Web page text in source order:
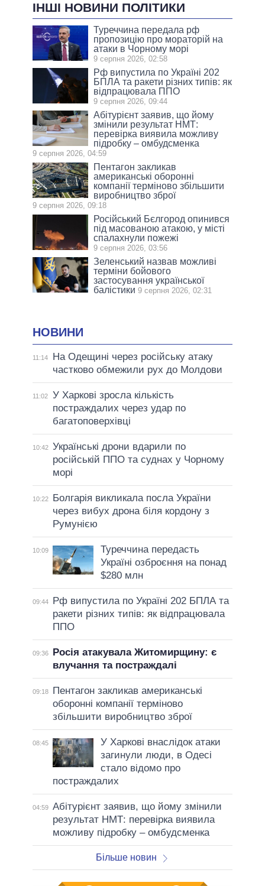
ІНШІ НОВИНИ ПОЛІТИКИ
Туреччина передала рф
пропозицію про мораторій на
атаки в Чорному морі
9 серпня 2026, 02:58
Рф випустила по Україні 202
БПЛА та ракети різних типів: як
відпрацювала ППО
9 серпня 2026, 09:44
Абітурієнт заявив, що йому
змінили результат НМТ:
перевірка виявила можливу
підробку – омбудсменка
9 серпня 2026, 04:59
Пентагон закликав
американські оборонні
компанії терміново збільшити
виробництво зброї
9 серпня 2026, 09:18
Російський Бєлгород опинився
під масованою атакою, у місті
спалахнули пожежі
9 серпня 2026, 03:56
Зеленський назвав можливі
терміни бойового
застосування української
балістики 9 серпня 2026, 02:31
НОВИНИ
11:14
На Одещині через російську атаку
частково обмежили рух до Молдови
11:02
У Харкові зросла кількість
постраждалих через удар по
багатоповерхівці
10:42 Українські дрони вдарили по
російській ППО та суднах у Чорному
морі
10:22
Болгарія викликала посла України
через вибух дрона біля кордону з
Румунією
10:09
Туреччина передасть
Україні озброєння на понад
$280 млн
09:44
Рф випустила по Україні 202 БПЛА та
ракети різних типів: як відпрацювала
ППО
09:36
Росія атакувала Житомирщину: є
влучання та постраждалі
09:18
Пентагон закликав американські
оборонні компанії терміново
збільшити виробництво зброї
08:45
У Харкові внаслідок атаки
загинули люди, в Одесі
стало відомо про
постраждалих
04:59 Абітурієнт заявив, що йому змінили
результат НМТ: перевірка виявила
можливу підробку – омбудсменка
Більше новин